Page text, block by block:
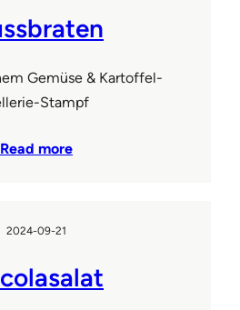
Gemüse & Kartoffel-
Stampf
Read more
2024-09-21